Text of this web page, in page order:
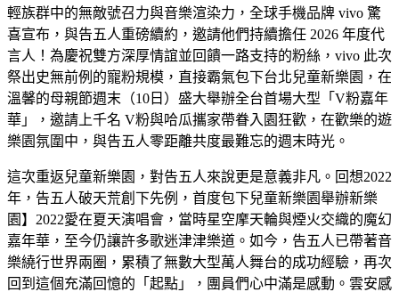
輕族群中的無敵號召力與音樂渲染力，全球手機品牌 vivo 驚
喜宣布，與告五人重磅續約，邀請他們持續擔任 2026 年度代
言人！為慶祝雙方深厚情誼並回饋一路支持的粉絲，vivo 此次
祭出史無前例的寵粉規模，直接霸氣包下台北兒童新樂園，在
溫馨的母親節週末（10日）盛大舉辦全台首場大型「V粉嘉年
華」，邀請上千名 V粉與哈瓜攜家帶眷入園狂歡，在歡樂的遊
樂園氛圍中，與告五人零距離共度最難忘的週末時光。
這次重返兒童新樂園，對告五人來說更是意義非凡。回想2022
年，告五人破天荒創下先例，首度包下兒童新樂園舉辦新樂
園】2022愛在夏天演唱會，當時星空摩天輪與煙火交織的魔幻
嘉年華，至今仍讓許多歌迷津津樂道。如今，告五人已帶著音
樂繞行世界兩圈，累積了無數大型萬人舞台的成功經驗，再次
回到這個充滿回憶的「起點」，團員們心中滿是感動。雲安感